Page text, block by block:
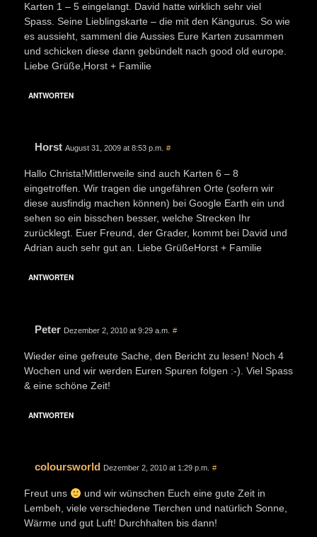
Karten 1 – 5 eingelangt. David hatte wirklich sehr viel
Spass. Seine Lieblingskarte – die mit den Kängurus. So wie
es aussieht, sammenl die Aussies Eure Karten zusammen
und schicken diese dann gebündelt nach good old europe.
Liebe Grüße,Horst + Familie
ANTWORTEN
Horst August 31, 2009 at 8:53 p.m. #
Hallo Christa!Mittlerweile sind auch Karten 6 – 8
eingetroffen. Wir tragen die ungefähren Orte (sofern wir
diese ausfindig machen können) bei Google Earth ein und
sehen so ein bisschen besser, welche Strecken Ihr
zurücklegt. Euer Freund, der Grader, kommt bei David und
Adrian auch sehr gut an. Liebe GrüßeHorst + Familie
ANTWORTEN
Peter Dezember 2, 2010 at 9:29 a.m. #
Wieder eine gefreute Sache, den Bericht zu lesen! Noch 4
Wochen und wir werden Euren Spuren folgen :-). Viel Spass
& eine schöne Zeit!
ANTWORTEN
coloursworld Dezember 2, 2010 at 1:29 p.m. #
Freut uns
und wir wünschen Euch eine gute Zeit in
Lembeh, viele verschiedene Tierchen und natürlich Sonne,
Wärme und gut Luft! Durchhalten bis dann!